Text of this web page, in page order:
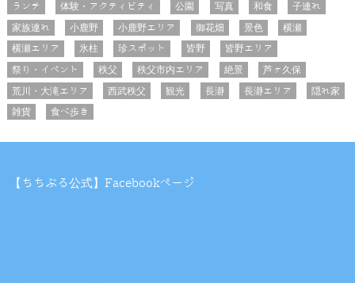
ランチ
体験・アクティビティ 公園 写真 和食
子連れ
家族連れ
小鹿野 小鹿野エリア 御花畑 景色
横瀬
横瀬エリア
氷柱 珍スポット 皆野
皆野エリア
祭り・イベント
秩父 秩父市内エリア 絶景
芦ヶ久保
荒川・大滝エリア
西武秩父 観光 長瀞 長瀞エリア
隠れ家
雑貨
食べ歩き
【ちちぶる公式】Facebookページ